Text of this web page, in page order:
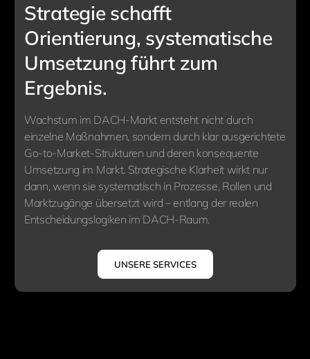
Strategie schafft
Orientierung, systematische
Umsetzung führt zum
Ergebnis.
Wachstum im DACH-Markt entsteht nicht durch
einzelne Maßnahmen, sondern durch klar ausgerichtete
Go-to-Market-Strukturen und deren konsequente
Umsetzung im Markt. Strategische Klarheit wirkt nur
dann, wenn sie systematisch in Prozesse, Rollen und
Marktzugänge übersetzt wird – entlang der realen
Entscheidungslogiken im DACH-Raum.
UNSERE SERVICES